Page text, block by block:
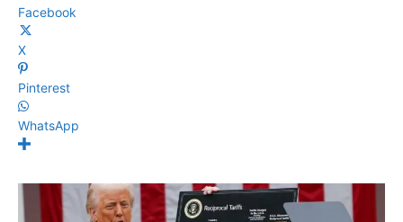
Facebook
X
Pinterest
WhatsApp